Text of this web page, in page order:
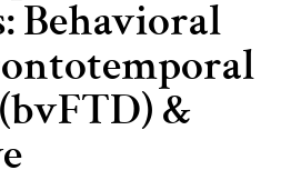
Behavioral
&